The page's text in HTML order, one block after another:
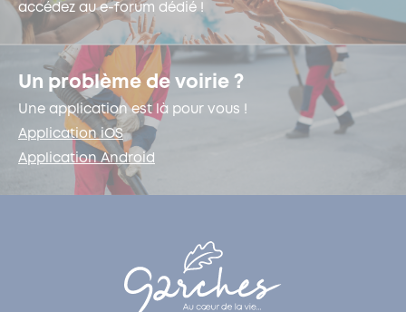
accédez au e-forum dédié !
Un problème de voirie ?
Une application est là pour vous !
Application iOS
Application Android